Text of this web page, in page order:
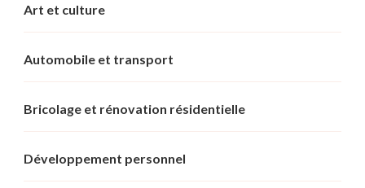
Art et culture
Automobile et transport
Bricolage et rénovation résidentielle
Développement personnel